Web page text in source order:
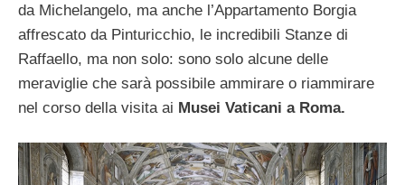
da Michelangelo, ma anche l’Appartamento Borgia
affrescato da Pinturicchio, le incredibili Stanze di
Raffaello, ma non solo: sono solo alcune delle
meraviglie che sarà possibile ammirare o riammirare
nel corso della visita ai Musei Vaticani a Roma.